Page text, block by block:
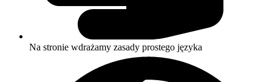
Na stronie wdrażamy zasady prostego języka